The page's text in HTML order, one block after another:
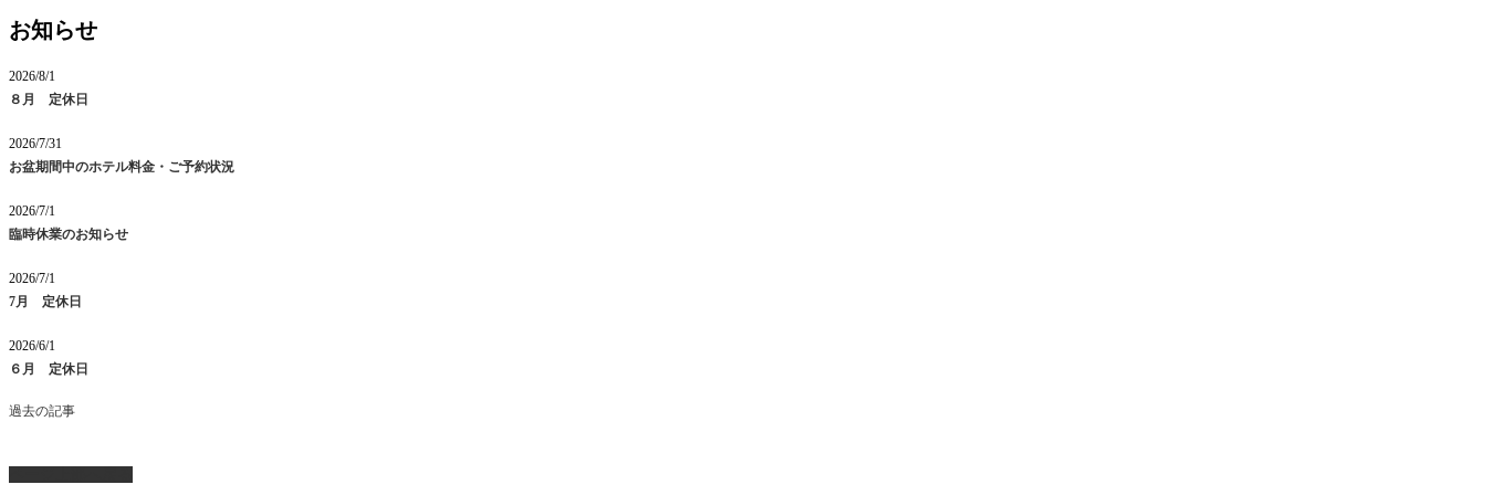
お知らせ
2026/8/1
８月 定休日
2026/7/31
お盆期間中のホテル料金・ご予約状況
2026/7/1
臨時休業のお知らせ
2026/7/1
7月 定休日
2026/6/1
６月 定休日
過去の記事